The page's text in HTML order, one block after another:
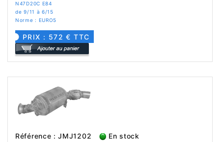
N47D20C E84
de 9/11 à 6/15
Norme : EURO5
PRIX : 572 € TTC
Référence : JMJ1202 En stock